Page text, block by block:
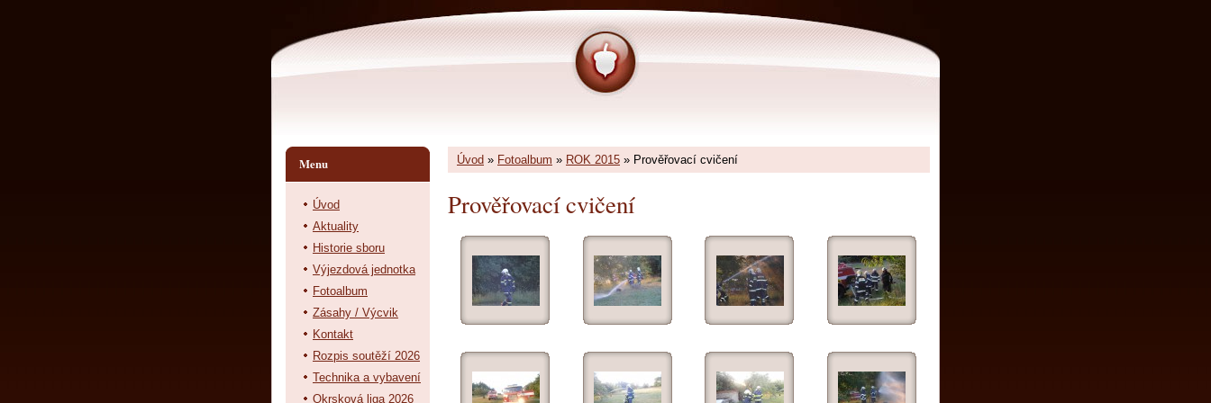
Úvod » Fotoalbum » ROK 2015 » Prověřovací cvičení
Prověřovací cvičení
Menu
Úvod
Aktuality
Historie sboru
Výjezdová jednotka
Fotoalbum
Zásahy / Výcvik
Kontakt
Rozpis soutěží 2026
Technika a vybavení
Okrsková liga 2026